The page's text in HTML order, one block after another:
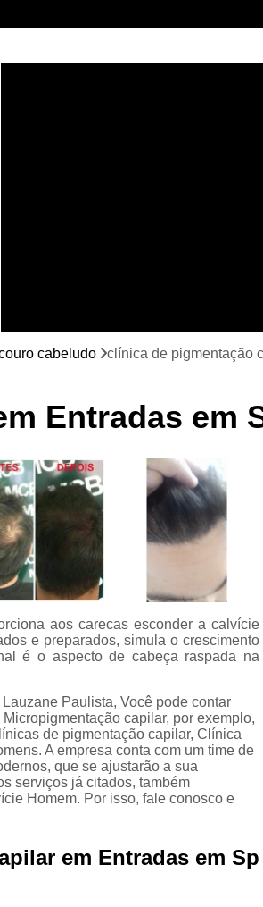
Curso de
Curso de
Curso de Micropigmentação Santo
Curso
Curso Presencial
Cursos de Micropigmentação de
Micropigmentação Capilar com
Micropigmentação Capilar em
Micropigmentação Capilar nas
Micropigmentação Capilar para
Micropigmentação Cabelo
Micropigmentação Cabelo
Micropigmentação Capilar Cabelo
Micropigmentação Capilar
cabeludo clínica de pigmentação
Entradas em
aos carecas esconder a calvície
e preparados, simula o crescimento
é o aspecto de cabeça raspada na
Paulista, Você pode contar
capilar, por exemplo,
de pigmentação capilar, Clínica
A empresa conta com um time de
que se ajustarão a sua
serviços já citados, também
Homem. Por isso, fale conosco e
em Entradas em Sp